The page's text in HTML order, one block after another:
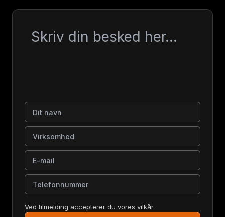
Dit navn
Virksomhed
E-mail
Telefonnummer
Ved tilmelding accepterer du vores vilkår